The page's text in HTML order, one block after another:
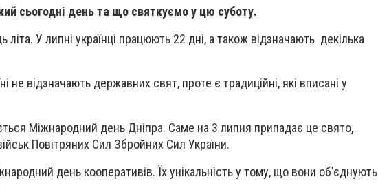
сьогодні день та що святкуємо у цю суботу.
літа. У липні українці працюють 22 дні, а також відзначають декілька
не відзначають державних свят, проте є традиційні, які вписані у
Міжнародний день Дніпра. Саме на 3 липня припадає це свято,
Повітряних Сил Збройних Сил України.
день кооперативів. Їх унікальність у тому, що вони об’єднують